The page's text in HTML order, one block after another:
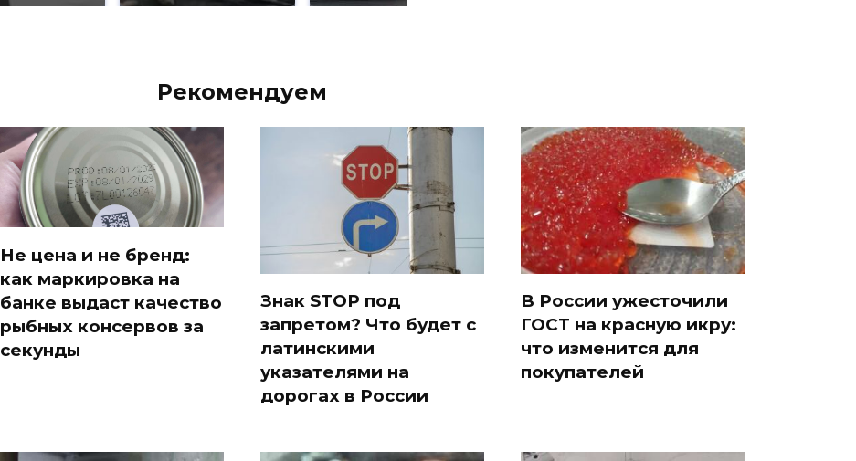
Рекомендуем
Не цена и не бренд:
как маркировка на
банке выдаст качество
рыбных консервов за
секунды
Знак STOP под
запретом? Что будет с
латинскими
указателями на
дорогах в России
В России ужесточили
ГОСТ на красную икру:
что изменится для
покупателей